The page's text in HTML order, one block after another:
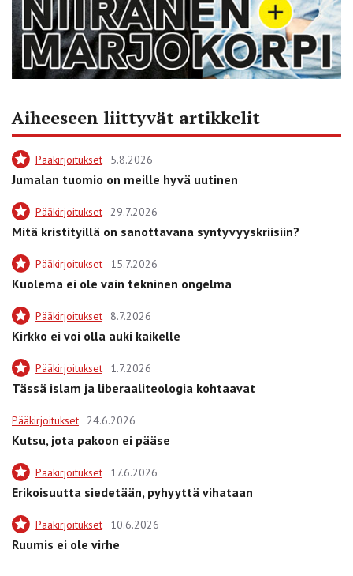
Aiheeseen liittyvät artikkelit
Pääkirjoitukset 5.8.2026
Jumalan tuomio on meille hyvä uutinen
Pääkirjoitukset 29.7.2026
Mitä kristityillä on sanottavana syntyvyyskriisiin?
Pääkirjoitukset 15.7.2026
Kuolema ei ole vain tekninen ongelma
Pääkirjoitukset 8.7.2026
Kirkko ei voi olla auki kaikelle
Pääkirjoitukset 1.7.2026
Tässä islam ja liberaaliteologia kohtaavat
Pääkirjoitukset 24.6.2026
Kutsu, jota pakoon ei pääse
Pääkirjoitukset 17.6.2026
Erikoisuutta siedetään, pyhyyttä vihataan
Pääkirjoitukset 10.6.2026
Ruumis ei ole virhe